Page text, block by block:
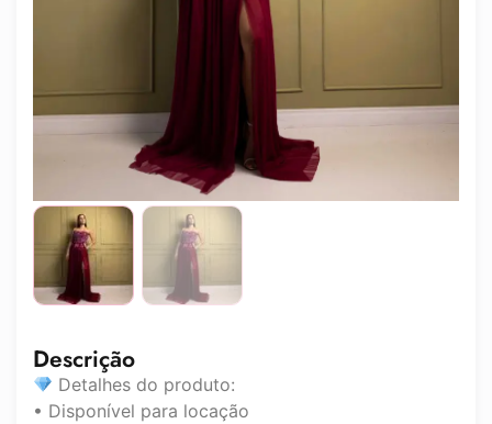
Descrição
Detalhes do produto:
• Disponível para locação